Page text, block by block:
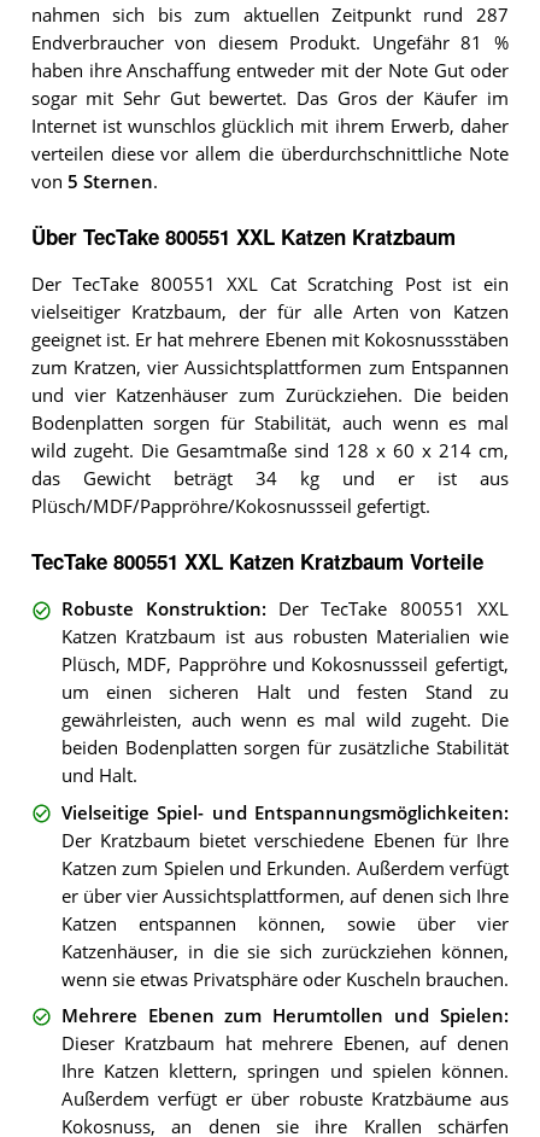
nahmen sich bis zum aktuellen Zeitpunkt rund 287
Endverbraucher von diesem Produkt. Ungefähr 81 %
haben ihre Anschaffung entweder mit der Note Gut oder
sogar mit Sehr Gut bewertet. Das Gros der Käufer im
Internet ist wunschlos glücklich mit ihrem Erwerb, daher
verteilen diese vor allem die überdurchschnittliche Note
von 5 Sternen.
Über TecTake 800551 XXL Katzen Kratzbaum
Der TecTake 800551 XXL Cat Scratching Post ist ein
vielseitiger Kratzbaum, der für alle Arten von Katzen
geeignet ist. Er hat mehrere Ebenen mit Kokosnussstäben
zum Kratzen, vier Aussichtsplattformen zum Entspannen
und vier Katzenhäuser zum Zurückziehen. Die beiden
Bodenplatten sorgen für Stabilität, auch wenn es mal
wild zugeht. Die Gesamtmaße sind 128 x 60 x 214 cm,
das Gewicht beträgt 34 kg und er ist aus
Plüsch/MDF/Pappröhre/Kokosnussseil gefertigt.
TecTake 800551 XXL Katzen Kratzbaum Vorteile
Robuste Konstruktion: Der TecTake 800551 XXL
Katzen Kratzbaum ist aus robusten Materialien wie
Plüsch, MDF, Pappröhre und Kokosnussseil gefertigt,
um einen sicheren Halt und festen Stand zu
gewährleisten, auch wenn es mal wild zugeht. Die
beiden Bodenplatten sorgen für zusätzliche Stabilität
und Halt.
Vielseitige Spiel- und Entspannungsmöglichkeiten:
Der Kratzbaum bietet verschiedene Ebenen für Ihre
Katzen zum Spielen und Erkunden. Außerdem verfügt
er über vier Aussichtsplattformen, auf denen sich Ihre
Katzen entspannen können, sowie über vier
Katzenhäuser, in die sie sich zurückziehen können,
wenn sie etwas Privatsphäre oder Kuscheln brauchen.
Mehrere Ebenen zum Herumtollen und Spielen:
Dieser Kratzbaum hat mehrere Ebenen, auf denen
Ihre Katzen klettern, springen und spielen können.
Außerdem verfügt er über robuste Kratzbäume aus
Kokosnuss, an denen sie ihre Krallen schärfen